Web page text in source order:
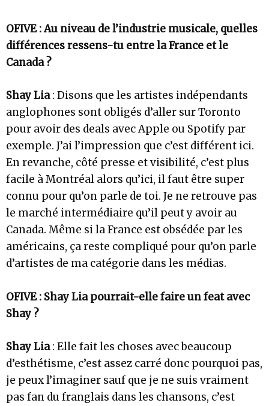
OFIVE : Au niveau de l’industrie musicale, quelles
différences ressens-tu entre la France et le
Canada ?
Shay Lia: Disons que les artistes indépendants
anglophones sont obligés d’aller sur Toronto
pour avoir des deals avec Apple ou Spotify par
exemple. J’ai l’impression que c’est différent ici.
En revanche, côté presse et visibilité, c’est plus
facile à Montréal alors qu’ici, il faut être super
connu pour qu’on parle de toi. Je ne retrouve pas
le marché intermédiaire qu’il peut y avoir au
Canada. Même si la France est obsédée par les
américains, ça reste compliqué pour qu’on parle
d’artistes de ma catégorie dans les médias.
OFIVE : Shay Lia pourrait-elle faire un feat avec
Shay ?
Shay Lia: Elle fait les choses avec beaucoup
d’esthétisme, c’est assez carré donc pourquoi pas,
je peux l’imaginer sauf que je ne suis vraiment
pas fan du franglais dans les chansons, c’est